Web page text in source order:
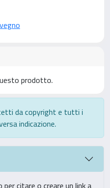
prodotto.
da copyright e tutti i
indicazione.
citare o creare un link a